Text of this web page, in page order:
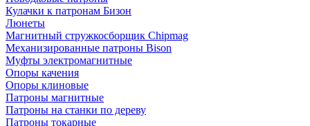
Кулачки к патронам Бизон
Люнеты
Магнитный стружкосборщик Chipmag
Механизированные патроны Bison
Муфты электромагнитные
Опоры качения
Опоры клиновые
Патроны магнитные
Патроны на станки по дереву
Патроны токарные